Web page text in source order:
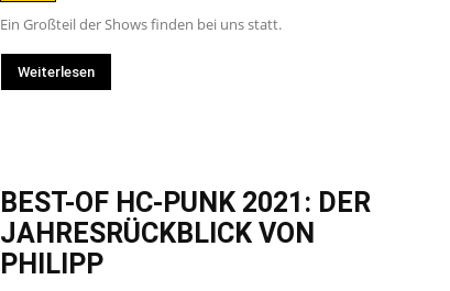
Ein Großteil der Shows finden bei uns statt.
Weiterlesen
BEST-OF HC-PUNK 2021: DER
JAHRESRÜCKBLICK VON
PHILIPP